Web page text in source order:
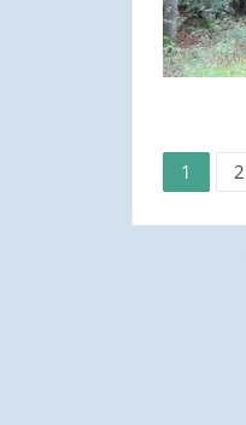
der
Seite
1 2